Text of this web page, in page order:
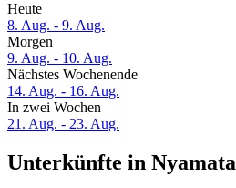
Heute
8. Aug. - 9. Aug.
Morgen
9. Aug. - 10. Aug.
Nächstes Wochenende
14. Aug. - 16. Aug.
In zwei Wochen
21. Aug. - 23. Aug.
Unterkünfte in Nyamata